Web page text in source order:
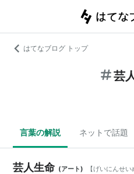
はてなブログ トップ
芸
言葉の解説 ネットで話題
芸人生命 (アート) 【げいにんせい